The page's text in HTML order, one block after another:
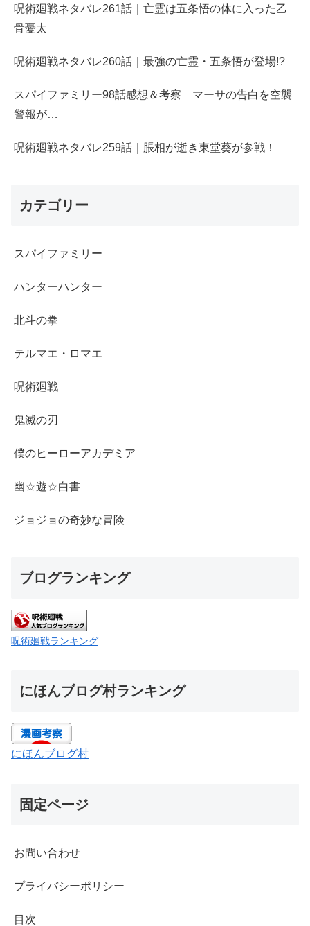
呪術廻戦ネタバレ261話｜亡霊は五条悟の体に入った乙
骨憂太
呪術廻戦ネタバレ260話｜最強の亡霊・五条悟が登場!?
スパイファミリー98話感想＆考察 マーサの告白を空襲
警報が…
呪術廻戦ネタバレ259話｜脹相が逝き東堂葵が参戦！
カテゴリー
スパイファミリー
ハンターハンター
北斗の拳
テルマエ・ロマエ
呪術廻戦
鬼滅の刃
僕のヒーローアカデミア
幽☆遊☆白書
ジョジョの奇妙な冒険
ブログランキング
呪術廻戦ランキング
にほんブログ村ランキング
にほんブログ村
固定ページ
お問い合わせ
プライバシーポリシー
目次